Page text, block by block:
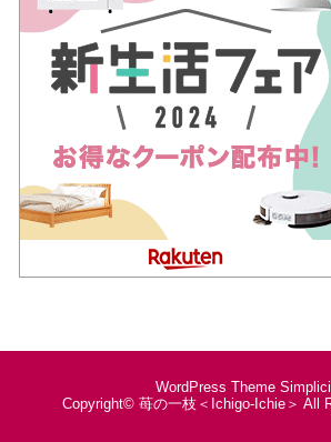
WordPress Theme
Copyright© 苺の一枝＜Ichigo-Ichie＞ All